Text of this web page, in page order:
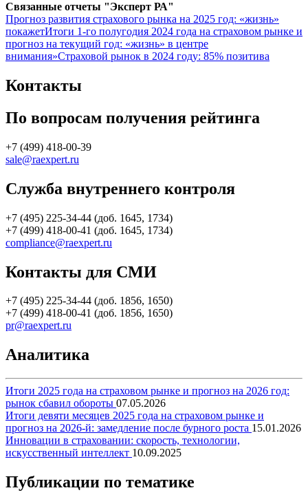
Связанные отчеты "Эксперт РА"
Прогноз развития страхового рынка на 2025 год: «жизнь»
покажетИтоги 1-го полугодия 2024 года на страховом рынке и
прогноз на текущий год: «жизнь» в центре
внимания»Страховой рынок в 2024 году: 85% позитива
Контакты
По вопросам получения рейтинга
+7 (499) 418-00-39
sale@raexpert.ru
Служба внутреннего контроля
+7 (495) 225-34-44 (доб. 1645, 1734)
+7 (499) 418-00-41 (доб. 1645, 1734)
compliance@raexpert.ru
Контакты для СМИ
+7 (495) 225-34-44 (доб. 1856, 1650)
+7 (499) 418-00-41 (доб. 1856, 1650)
pr@raexpert.ru
Аналитика
Итоги 2025 года на страховом рынке и прогноз на 2026 год:
рынок сбавил обороты 07.05.2026
Итоги девяти месяцев 2025 года на страховом рынке и
прогноз на 2026-й: замедление после бурного роста 15.01.2026
Инновации в страховании: скорость, технологии,
искусственный интеллект 10.09.2025
Публикации по тематике